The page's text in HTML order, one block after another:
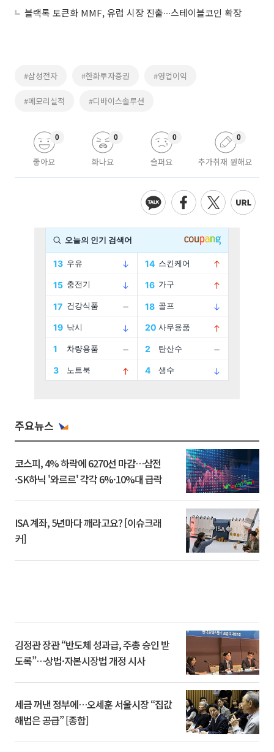
블랙록 토큰화 MMF, 유럽 시장 진출∙∙∙스테이블코인 확장
#삼성전자 #한화투자증권 #영업이익
#메모리실적 #디바이스솔루션
좋아요
0
화나요
0
슬퍼요
0
추가취재 원해요
0
주요뉴스
코스피, 4% 하락에 6270선 마감…삼전
·SK하닉 '와르르' 각각 6%·10%대 급락
ISA 계좌, 5년마다 깨라고요? [이슈크래
커]
김정관 장관 “반도체 성과급, 주총 승인 받
도록”…상법·자본시장법 개정 시사
세금 꺼낸 정부에…오세훈 서울시장 “집값
해법은 공급” [종합]